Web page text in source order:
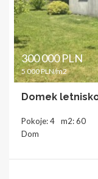
300 000 PLN
5 000 PLN/m2
Domek
Pokoje: 4
m2: 60
Dom